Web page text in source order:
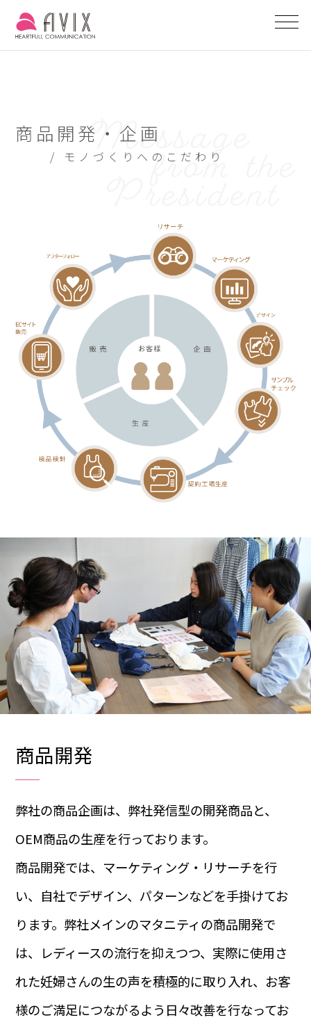
商品開発・企画
/ モノづくりへのこだわり
商品開発
弊社の商品企画は、弊社発信型の開発商品と、
OEM商品の生産を行っております。
商品開発では、マーケティング・リサーチを行
い、自社でデザイン、パターンなどを手掛けてお
ります。弊社メインのマタニティの商品開発で
は、レディースの流行を抑えつつ、実際に使用さ
れた妊婦さんの生の声を積極的に取り入れ、お客
様のご満足につながるよう日々改善を行なってお